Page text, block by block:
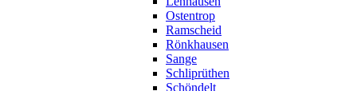
Ostentrop
Ramscheid
Rönkhausen
Sange
Schliprüthen
Schöndelt